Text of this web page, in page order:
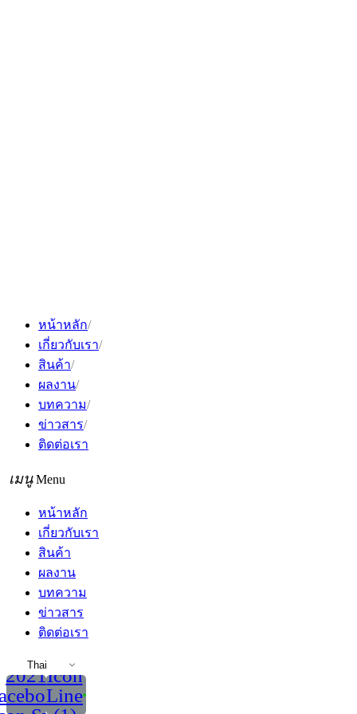
หน้าหลัก
เกี่ยวกับเรา
สินค้า
ผลงาน
บทความ
ข่าวสาร
ติดต่อเรา
Menu
หน้าหลัก
เกี่ยวกับเรา
สินค้า
ผลงาน
บทความ
ข่าวสาร
ติดต่อเรา
Thai
2021Icon
Line